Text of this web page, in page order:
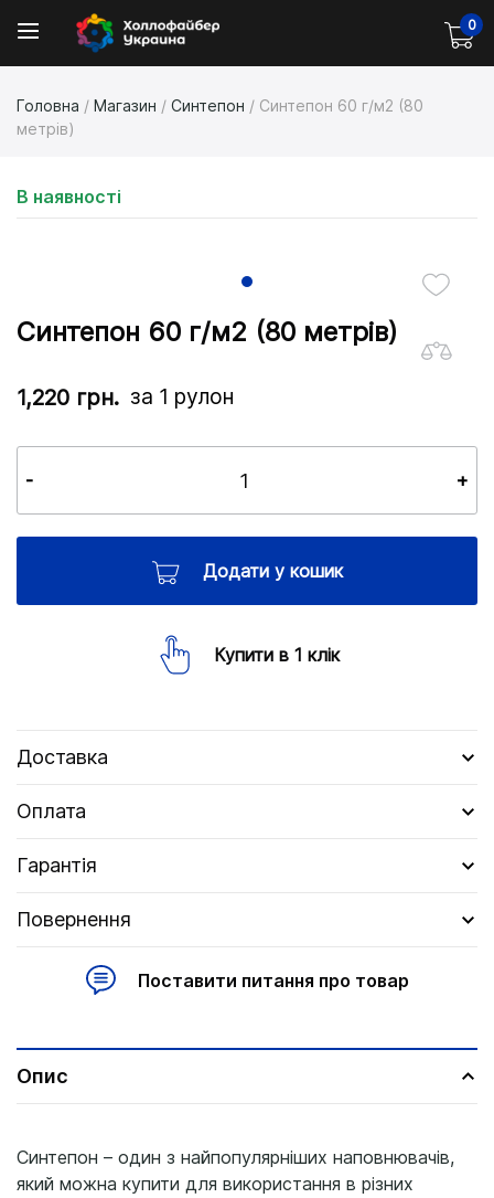
0
Головна / Магазин / Синтепон / Синтепон 60 г/м2 (80
метрів)
В наявності
Синтепон 60 г/м2 (80 метрів)
1,220 грн. за 1 рулон
- +
Додати у кошик
Купити в 1 клік
Поставити питання про товар
Доставка
Оплата
Гарантія
Повернення
Опис
Синтепон – один з найпопулярніших наповнювачів,
який можна купити для використання в різних